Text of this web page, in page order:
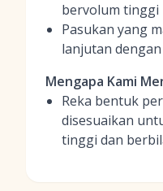
bervolum tinggi
Pasukan yang
lanjutan
Mengapa Kami
Reka bentuk
disesuaikan
tinggi dan